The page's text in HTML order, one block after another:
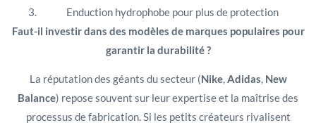
Enduction hydrophobe pour plus de protection
Faut-il investir dans des modèles de marques populaires pour
garantir la durabilité ?
La réputation des géants du secteur (Nike,Adidas, New
Balance) repose souvent sur leur expertise et la maîtrise des
processus de fabrication. Si les petits créateurs rivalisent